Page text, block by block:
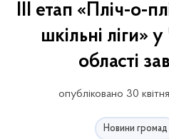
III етап «Пліч-о-
шкільні ліги»
області
опубліковано 30
Новини громад